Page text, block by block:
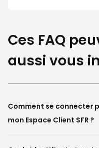
Ces FAQ
aussi vous
Comment se connecter
mon Espace Client SFR ?